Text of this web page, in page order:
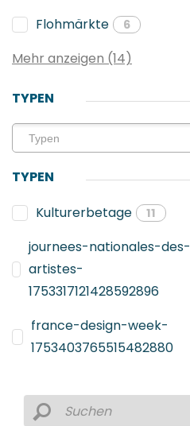
Flohmärkte 6
Mehr anzeigen (14)
TYPEN
TYPEN
Kulturerbetage
11
journees-nationales-des-
artistes-
1753317121428592896
france-design-week-
1753403765515482880